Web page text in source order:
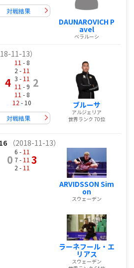
対戦結果
DAUNAROVICH P
avel
ベラルーシ
11-13）
4
11 - 8
2 - 11
3 - 11
11 - 9
11 - 8
12 - 10
2
対戦結果
ブルーサ
アルジェリア
世界ランク 70位
（2018-11-13）
0
6 - 11
7 - 11
2 - 11
3
ARVIDSSON Sim
on
スウェーデン
ラーネフール・エ
リアス
スウェーデン